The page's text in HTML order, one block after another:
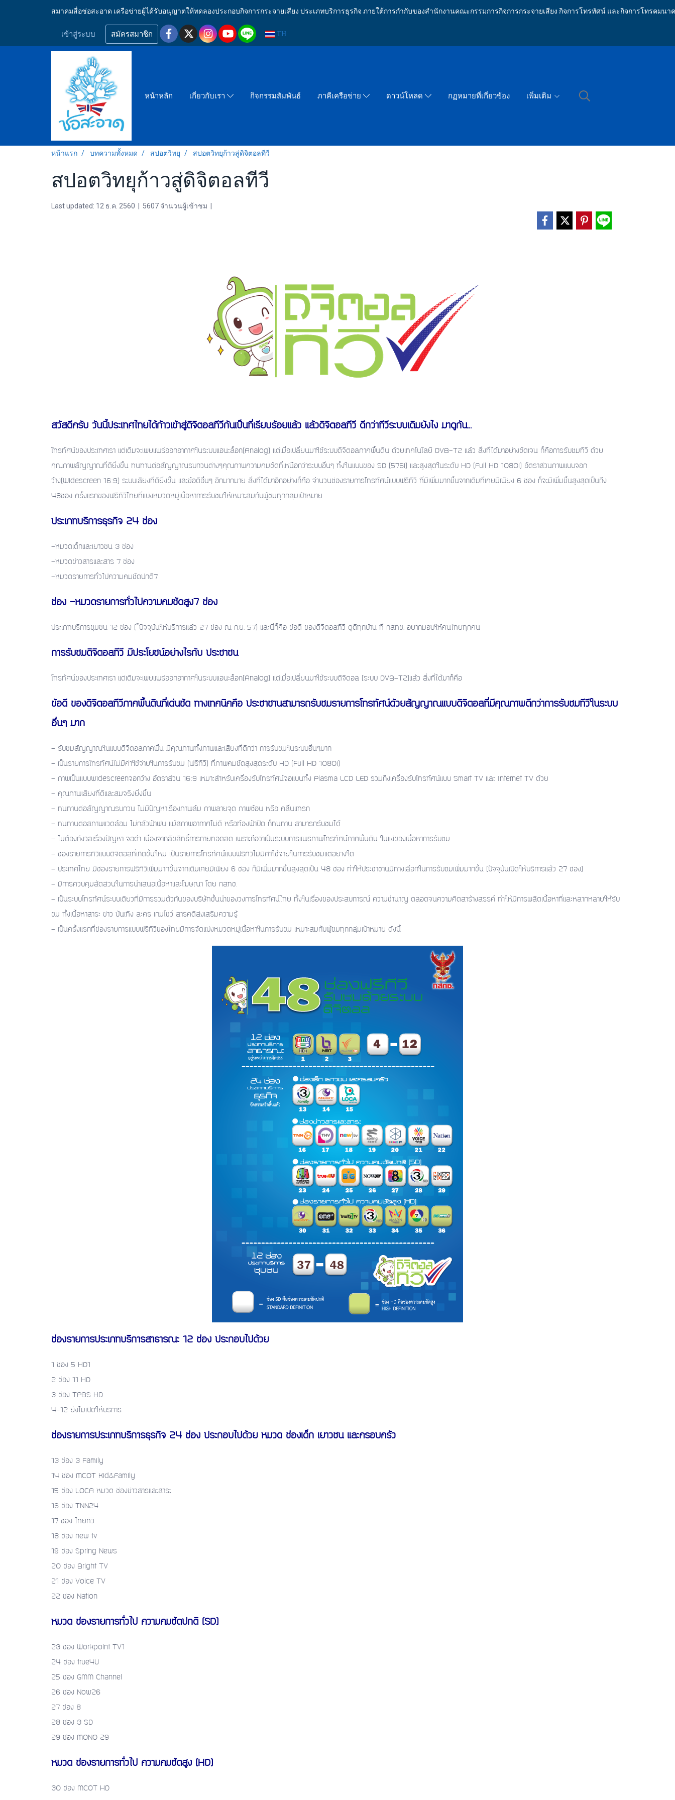
สมาคมสื่อช่อสะอาด เครือข่ายผู้ได้รับอนุญาตให้ทดลองประกอบกิจการกระจายเสียง ประเภทบริการธุรกิจ ภายใต้การกำกับของสำนักงานคณะกรรมการกิจการกระจายเสียง กิจการโทรทัศน์ และกิจการโทรคมนา
เข้าสู่ระบบ สมัครสมาชิก TH
หน้าหลัก เกี่ยวกับเรา กิจกรรมสัมพันธ์ ภาคีเครือข่าย ดาวน์โหลด กฏหมายที่เกี่ยวข้อง เพิ่มเติม
หน้าแรก บทความทั้งหมด สปอตวิทยุ สปอตวิทยุก้าวสู่ดิจิตอลทีวี
สปอตวิทยุก้าวสู่ดิจิตอลทีวี
Last updated: 12 ธ.ค. 2560 5607 จำนวนผู้เข้าชม
สวัสดีครับ วันนี้ประเทศไทยได้ก้าวเข้าสู่ดิจิตอลทีวีกันเป็นที่เรียบร้อยแล้ว แล้วดิจิตอลทีวี ดีกว่าทีวีระบบเดิมยังไง มาดูกัน...
โทรทัศน์ของประเทศเรา แต่เดิมจะเผยแพร่ออกอากาศในระบบแอนะล็อก(Analog) แต่เมื่อเปลี่ยนมาใช้ระบบดิจิตอลภาคพื้นดิน ด้วยเทคโนโลยี DVB-T2 แล้ว สิ่งที่ได้มาอย่างชัดเจน ก็คือการรับชมทีวี ด้วย
คุณภาพสัญญาณที่ดียิ่งขึ้น ทนทานต่อสัญญาณรบกวนต่างๆคุณภาพความคมชัดที่เหนือกว่าระบบอื่นๆ ทั้งในแบบของ SD (576i) และสูงสุดในระดับ HD (Full HD 1080i) อัตราส่วนภาพแบบจอก
ว้าง(Widescreen 16:9) ระบบเสียงที่ดียิ่งขึ้น และข้อดีอื่นๆ อีกมากมาย สิ่งที่ได้มาอีกอย่างก็คือ จำนวนช่องรายการโทรทัศน์แบบฟรีทีวี ที่มีเพิ่มมากขึ้นจากเดิมที่เคยมีเพียง 6 ช่อง ก็จะมีเพิ่มขึ้นสูงสุดเป็นถึง
48ช่อง ครั้งแรกของฟรีทีวีไทยที่แบ่งหมวดหมู่เนื้อหาการรับชมให้เหมาะสมกับผู้ชมทุกกลุ่มเป้าหมาย
ประเภทบริการธุรกิจ 24 ช่อง
-หมวดเด็กและเยาวชน 3 ช่อง
-หมวดข่าวสารและสาร 7 ช่อง
-หมวดรายการทั่วไปความคมชัดปกติ7
ช่อง -หมวดรายการทั่วไปความคมชัดสูง7 ช่อง
ประเภทบริการชุมชน 12 ช่อง (*ปัจจุบันให้บริการแล้ว 27 ช่อง ณ ก.ย. 57) และนี่ก็คือ ข้อดี ของดิจิตอลทีวี ดูดีทุกบ้าน ที่ กสทช. อยากมอบให้คนไทยทุกคน
การรับชมดิจิตอลทีวี มีประโยชน์อย่างไรกับ ประชาชน
โทรทัศน์ของประเทศเรา แต่เดิมจะเผยแพร่ออกอากาศในระบบแอนะล็อก(Analog) แต่เมื่อเปลี่ยนมาใช้ระบบดิจิตอล (ระบบ DVB-T2)แล้ว สิ่งที่ได้มาก็คือ
ข้อดี ของดิจิตอลทีวีภาคพื้นดินที่เด่นชัด ทางเทคนิคคือ ประชาชานสามารถรับชมรายการโทรทัศน์ด้วยสัญญาณแบบดิจิตอลที่มีคุณภาพดีกว่าการรับชมทีวีในระบบ
อื่นๆ มาก
- รับชมสัญญาณในแบบดิจิตอลภาคพื้น มีคุณภาพทั้งภาพและเสียงที่ดีกว่า การรับชมในระบบอื่นๆมาก
- เป็นรายการโทรทัศน์ไม่มีค่าใช้จ่ายในการรับชม (ฟรีทีวี) ที่ภาพคมชัดสูงสุดระดับ HD (Full HD 1080i)
- ภาพเป็นแบบwidescreenจอกว้าง อัตราส่วน 16:9 เหมาะสำหรับเครื่องรับโทรทัศน์จอแบนทั้ง Plasma LCD LED รวมถึงเครื่องรับโทรทัศน์แบบ Smart TV และ Internet TV ด้วย
- คุณภาพเสียงที่ดีและสมจริงยิ่งขึ้น
- ทนทานต่อสัญญาณรบกวน ไม่มีปัญหาเรื่องภาพล้ม ภาพลายจุด ภาพซ้อน หรือ คลื่นแทรก
- ทนทานต่อสภาพแวดล้อม ไม่กลัวฟ้าฝน แม้สภาพอากาศไม่ดี หรือท้องฟ้าปิด ก็ทนทาน สามารถรับชมได้
- ไม่ต้องกังวลเรื่องปัญหา จอดำ เนื่องจากลิขสิทธิ์การถ่ายทอดสด เพราะถือว่าเป็นระบบการแพร่ภาพโทรทัศน์ภาคพื้นดิน ในแง่ของเนื้อหาการรับชม
- ช่องรายการทีวีแบบดิจิตอลที่เกิดขึ้นใหม่ เป็นรายการโทรทัศน์แบบฟรีทีวีไม่มีค่าใช้จ่ายในการรับชมแต่อย่างใด
- ประเทศไทย มีช่องรายการฟรีทีวีเพิ่มมากขึ้นจากเดิมเคยมีเพียง 6 ช่อง ก็มีเพิ่มมากขึ้นสูงสุดเป็น 48 ช่อง ทำให้ประชาชานมีทางเลือกในการรับชมเพิ่มมากขึ้น (ปัจจุบันเปิดให้บริการแล้ว 27 ช่อง)
- มีการควบคุมสัดส่วนในการนำเสนอเนื้อหาและโฆษณา โดย กสทช.
- เป็นระบบโทรทัศน์ระบบเดียวที่มีการรวมตัวกันของบริษัทชั้นนำของวงการโทรทัศน์ไทย ทั้งในเรื่องของประสบการณ์ ความชำนาญ ตลอดจนความคิดสาร้างสรรค์ ทำให้มีการผลิตเนื้อหาที่และหลากหลายให้รับ
ชม ทั้งเนื้อหาสาระ ข่าว บันเทิง ละคร เกมโชว์ สารคดีส่งเสริมความรู้
- เป็นครั้งแรกที่ช่องรายการแบบฟรีทีวีของไทยมีการจัดแบ่งหมวดหมู่เนื้อหาในการรับชม เหมาะสมกับผู้ชมทุกกลุ่มเป้าหมาย ดังนี้
ช่องรายการประเภทบริการสาธารณะ 12 ช่อง ประกอบไปด้วย
1 ช่อง 5 HD1
2 ช่อง 11 HD
3 ช่อง TPBS HD
4-12 ยังไม่เปิดให้บริการ
ช่องรายการประเภทบริการธุรกิจ 24 ช่อง ประกอบไปด้วย หมวด ช่องเด็ก เยาวชน และครอบครัว
13 ช่อง 3 Family
14 ช่อง MCOT Kid&Family
15 ช่อง LOCA หมวด ช่องข่าวสารและสาระ
16 ช่อง TNN24
17 ช่อง ไทยทีวี
18 ช่อง new tv
19 ช่อง Spring News
20 ช่อง Bright TV
21 ช่อง Voice TV
22 ช่อง Nation
หมวด ช่องรายการทั่วไป ความคมชัดปกติ (SD)
23 ช่อง Workpoint TV1
24 ช่อง true4U
25 ช่อง GMM Channel
26 ช่อง Now26
27 ช่อง 8
28 ช่อง 3 SD
29 ช่อง MONO 29
หมวด ช่องรายการทั่วไป ความคมชัดสูง (HD)
30 ช่อง MCOT HD